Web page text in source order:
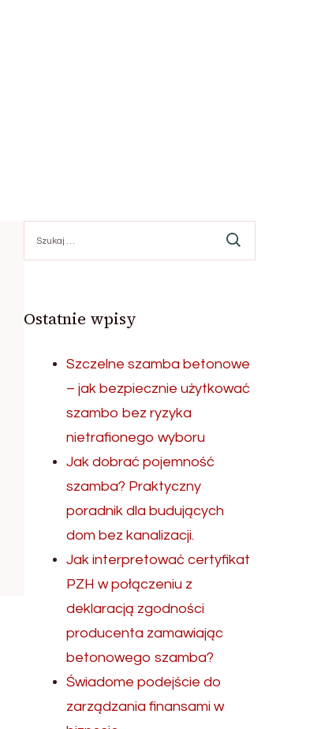
Ostatnie wpisy
Szczelne szamba betonowe
– jak bezpiecznie użytkować
szambo bez ryzyka
nietrafionego wyboru
Jak dobrać pojemność
szamba? Praktyczny
poradnik dla budujących
dom bez kanalizacji.
Jak interpretować certyfikat
PZH w połączeniu z
deklaracją zgodności
producenta zamawiając
betonowego szamba?
Świadome podejście do
zarządzania finansami w